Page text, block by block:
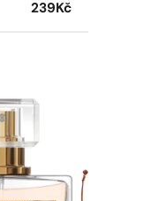
239Kč